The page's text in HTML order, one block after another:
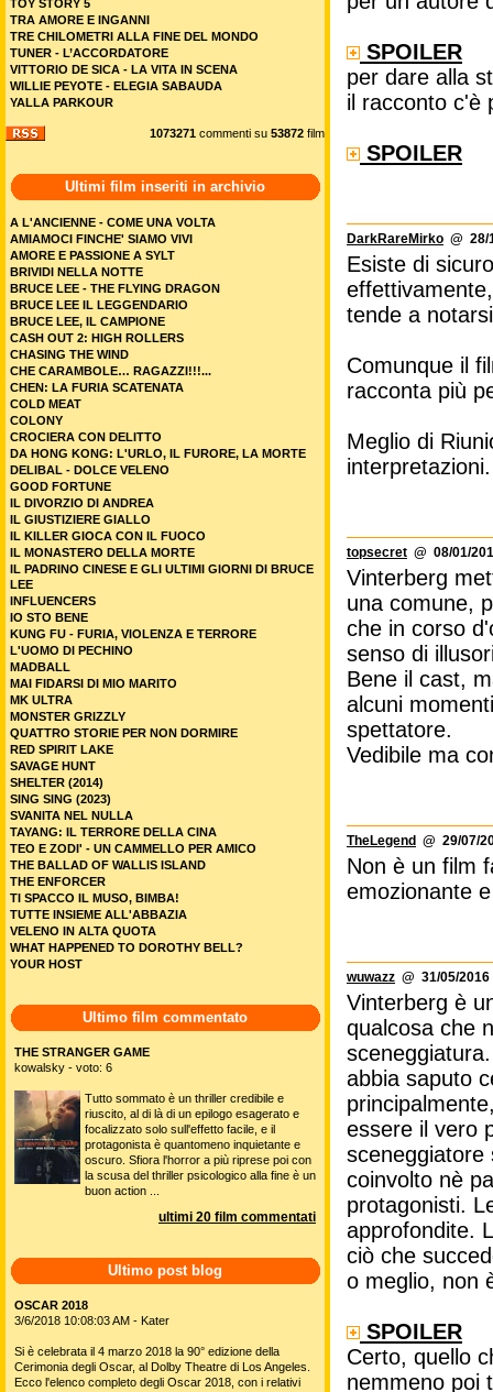
SPOILER
per dare alla
il racconto c'è
SPOILER
DarkRareMirko @ 28/
Esiste di
tende a
Comunque il
racconta più
Meglio di
interpretazioni.
topsecret @ 08/01/
Vinterberg
una comune,
che in corso
senso di
Bene il cast,
alcuni
spettatore.
Vedibile ma
TheLegend @ 29/07/
Non è un film
emozionante
wuwazz @ 31/05/
Vinterberg è
qualcosa che
abbia saputo
essere il vero
sceneggiatore
coinvolto nè
protagonisti.
approfondite.
ciò che
o meglio, non
SPOILER
Certo, quello
nemmeno poi
TOY STORY 5
TRA AMORE E INGANNI
TRE CHILOMETRI ALLA FINE DEL MONDO
TUNER - L’ACCORDATORE
VITTORIO DE SICA - LA VITA IN SCENA
WILLIE PEYOTE - ELEGIA SABAUDA
YALLA PARKOUR
1073271 commenti su 53872 film
Ultimi film inseriti in archivio
A L'ANCIENNE - COME UNA VOLTA
AMIAMOCI FINCHE' SIAMO VIVI
AMORE E PASSIONE A SYLT
BRIVIDI NELLA NOTTE
BRUCE LEE - THE FLYING DRAGON
BRUCE LEE IL LEGGENDARIO
BRUCE LEE, IL CAMPIONE
CASH OUT 2: HIGH ROLLERS
CHASING THE WIND
CHE CARAMBOLE… RAGAZZI!!!...
CHEN: LA FURIA SCATENATA
COLD MEAT
COLONY
CROCIERA CON DELITTO
DA HONG KONG: L'URLO, IL FURORE, LA MORTE
DELIBAL - DOLCE VELENO
GOOD FORTUNE
IL DIVORZIO DI ANDREA
IL GIUSTIZIERE GIALLO
IL KILLER GIOCA CON IL FUOCO
IL MONASTERO DELLA MORTE
IL PADRINO CINESE E GLI ULTIMI GIORNI DI BRUCE
LEE
INFLUENCERS
IO STO BENE
KUNG FU - FURIA, VIOLENZA E TERRORE
L'UOMO DI PECHINO
MADBALL
MAI FIDARSI DI MIO MARITO
MK ULTRA
MONSTER GRIZZLY
QUATTRO STORIE PER NON DORMIRE
RED SPIRIT LAKE
SAVAGE HUNT
SHELTER (2014)
SING SING (2023)
SVANITA NEL NULLA
TAYANG: IL TERRORE DELLA CINA
TEO E ZODI' - UN CAMMELLO PER AMICO
THE BALLAD OF WALLIS ISLAND
THE ENFORCER
TI SPACCO IL MUSO, BIMBA!
TUTTE INSIEME ALL'ABBAZIA
VELENO IN ALTA QUOTA
WHAT HAPPENED TO DOROTHY BELL?
YOUR HOST
Ultimo film commentato
THE STRANGER GAME
kowalsky - voto: 6
Tutto sommato è un thriller credibile e
riuscito, al di là di un epilogo esagerato e
focalizzato solo sull'effetto facile, e il
protagonista è quantomeno inquietante e
oscuro. Sfiora l'horror a più riprese poi con
la scusa del thriller psicologico alla fine è un
buon action ...
ultimi 20 film commentati
Ultimo post blog
OSCAR 2018
3/6/2018 10:08:03 AM - Kater
Si è celebrata il 4 marzo 2018 la 90° edizione della
Cerimonia degli Oscar, al Dolby Theatre di Los Angeles.
Ecco l'elenco completo degli Oscar 2018, con i relativi